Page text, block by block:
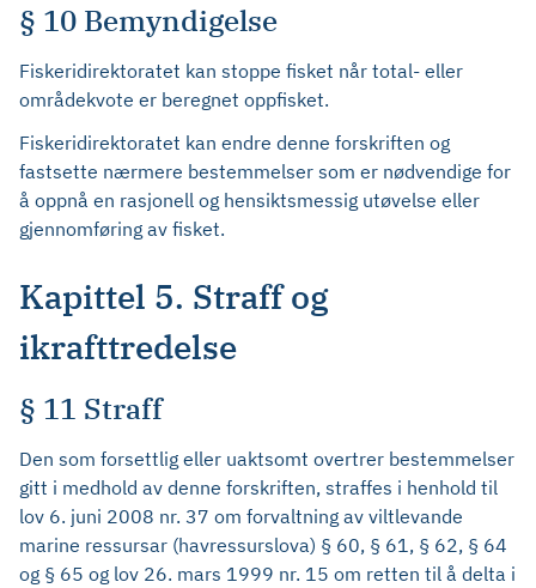
§ 10 Bemyndigelse
Fiskeridirektoratet kan stoppe fisket når total- eller
områdekvote er beregnet oppfisket.
Fiskeridirektoratet kan endre denne forskriften og
fastsette nærmere bestemmelser som er nødvendige for
å oppnå en rasjonell og hensiktsmessig utøvelse eller
gjennomføring av fisket.
Kapittel 5. Straff og
ikrafttredelse
§ 11 Straff
Den som forsettlig eller uaktsomt overtrer bestemmelser
gitt i medhold av denne forskriften, straffes i henhold til
lov 6. juni 2008 nr. 37 om forvaltning av viltlevande
marine ressursar (havressurslova) § 60, § 61, § 62, § 64
og § 65 og lov 26. mars 1999 nr. 15 om retten til å delta i